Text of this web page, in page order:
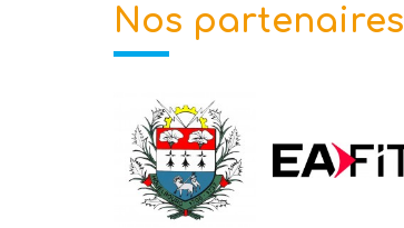
Nos partenaires